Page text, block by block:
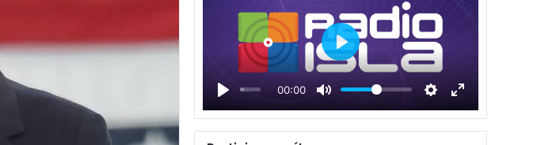
00:00
P
l
a
y